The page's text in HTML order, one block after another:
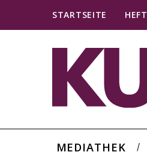
STARTSEITE HEFT
MEDIATHEK